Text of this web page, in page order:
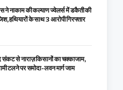
ने नाकाम की कल्याण ज्वेलर्स में डकैती की
हथियारों के साथ 3 आरोपी गिरफ्तार
संकट से नाराज़ किसानों का चक्काजाम,
टलने पर समोदा-लवन मार्ग जाम